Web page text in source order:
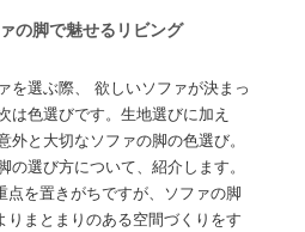
の脚で魅せるリビング
を選ぶ際、 欲しいソファが決まっ
は色選びです。生地選びに加え
外と大切なソファの脚の色選び。
の選び方について、紹介します。
点を置きがちですが、ソファの脚
りまとまりのある空間づくりをす